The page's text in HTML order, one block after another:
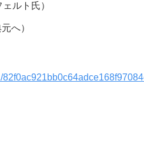
ルト氏）
へ）